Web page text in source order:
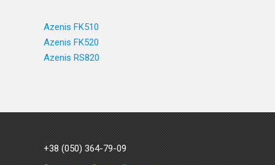
Azenis FK510
Azenis FK520
Azenis RS820
+38 (050) 364-79-09